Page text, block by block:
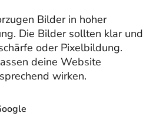
Bilder in hoher
Die Bilder sollten klar und
oder Pixelbildung.
deine Website
wirken.